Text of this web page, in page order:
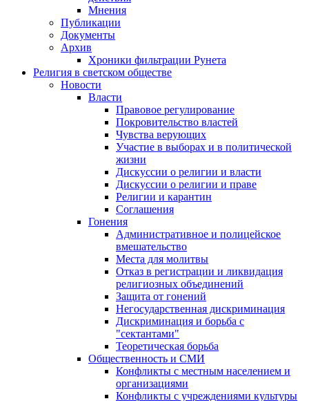
Мнения
Публикации
Документы
Архив
Хроники фильтрации Рунета
Религия в светском обществе
Новости
Власти
Правовое регулирование
Покровительство властей
Чувства верующих
Участие в выборах и в политической
жизни
Дискуссии о религии и власти
Дискуссии о религии и праве
Религии и карантин
Соглашения
Гонения
Административное и полицейское
вмешательство
Места для молитвы
Отказ в регистрации и ликвидация
религиозных объединений
Защита от гонений
Негосударственная дискриминация
Дискриминация и борьба с
"сектантами"
Теоретическая борьба
Общественность и СМИ
Конфликты с местным населением и
организациями
Конфликты с учреждениями культуры